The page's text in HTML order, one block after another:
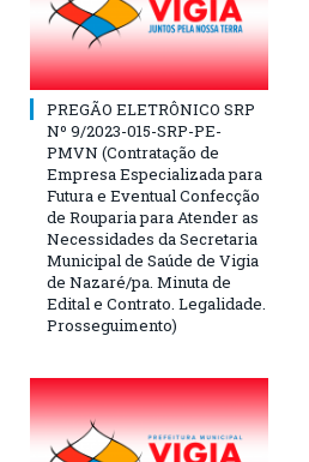
PREGÃO ELETRÔNICO SRP
Nº 9/2023-015-SRP-PE-
PMVN (Contratação de
Empresa Especializada para
Futura e Eventual Confecção
de Rouparia para Atender as
Necessidades da Secretaria
Municipal de Saúde de Vigia
de Nazaré/pa. Minuta de
Edital e Contrato. Legalidade.
Prosseguimento)